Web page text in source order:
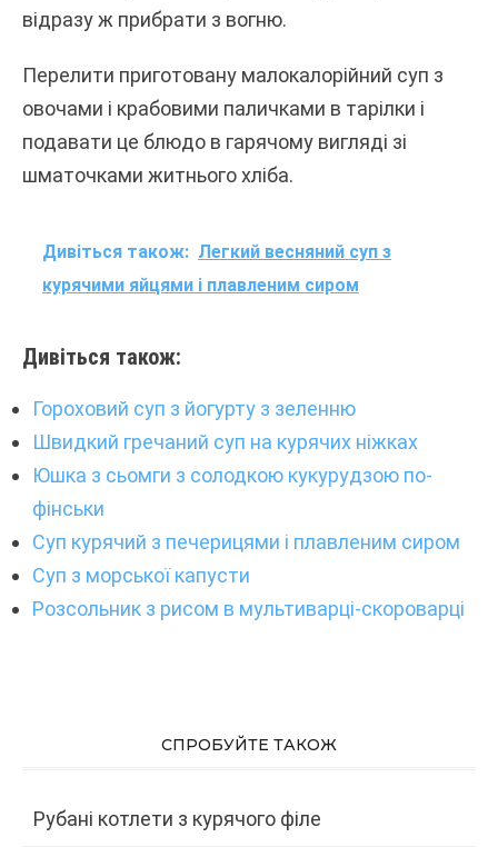
відразу ж прибрати з вогню.
Перелити приготовану малокалорійний суп з
овочами і крабовими паличками в тарілки і
подавати це блюдо в гарячому вигляді зі
шматочками житнього хліба.
Дивіться також: Легкий весняний суп з
курячими яйцями і плавленим сиром
Дивіться також:
Гороховий суп з йогурту з зеленню
Швидкий гречаний суп на курячих ніжках
Юшка з сьомги з солодкою кукурудзою по-
фінськи
Суп курячий з печерицями і плавленим сиром
Суп з морської капусти
Розсольник з рисом в мультиварці-скороварці
СПРОБУЙТЕ ТАКОЖ
Рубані котлети з курячого філе